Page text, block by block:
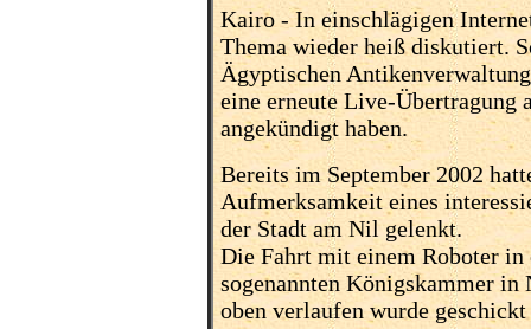
Kairo -In einschlägigen
Thema wieder heiß diskutiert.
Ägyptischen
eine erneute Live-Übertragung
angekündigt haben.
Bereits im September 2002
Aufmerksamkeit eines
der Stadt am Nil gelenkt.
Die Fahrt mit einem Roboter in
sogenannten Königskammer
oben verlaufen wurde